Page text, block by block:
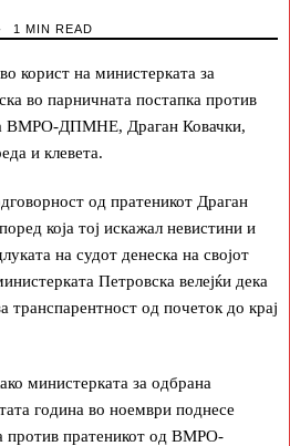
1 MIN READ
корист на министерката за
во парничната постапка против
ВМРО-ДПМНЕ, Драган Ковачки,
и клевета.
од пратеникот Драган
која тој искажал невистини и
на судот денеска на својот
Петровска велејќи дека
транспарентност од почеток до крај
министерката за одбрана
година во ноември поднесе
против пратеникот од ВМРО-